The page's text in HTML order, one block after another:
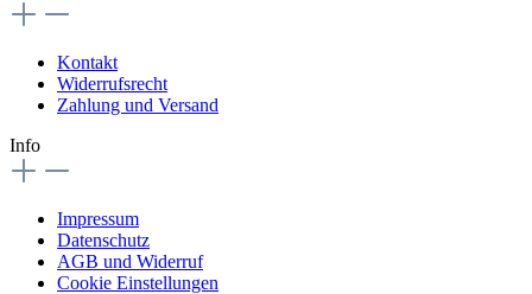
Kontakt
Widerrufsrecht
Zahlung und Versand
Info
Impressum
Datenschutz
AGB und Widerruf
Cookie Einstellungen